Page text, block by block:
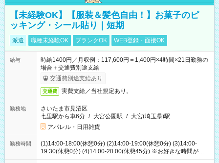
【未経験OK】【服装＆髪色自由！】お菓子のピ
ッキング・シール貼り｜短期
派遣 職種未経験OK ブランクOK WEB登録・面接OK
給与
時給1400円／月収例：117,600円＝1,400円×4時間×21日勤務の
場合＋交通費別途支給
交通費別途支給あり
交通費 実費支給／当社規定あり。
勤務地
さいたま市見沼区
七里駅から車6分 / 大宮公園駅 / 大宮(埼玉県)駅
アパレル・日用雑貨
勤務時間
(1)14:00-18:00(休憩0分) (2)14:00-19:00(休憩0分) (3)14:00-
19:30(休憩0分) (4)14:00-20:00(休憩45分) ※お好きな時間が選べ
ます